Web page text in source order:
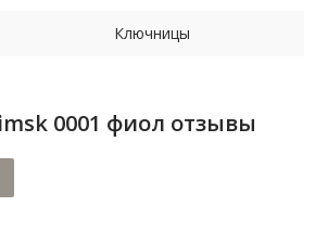
Ключницы
0001 фиол отзывы